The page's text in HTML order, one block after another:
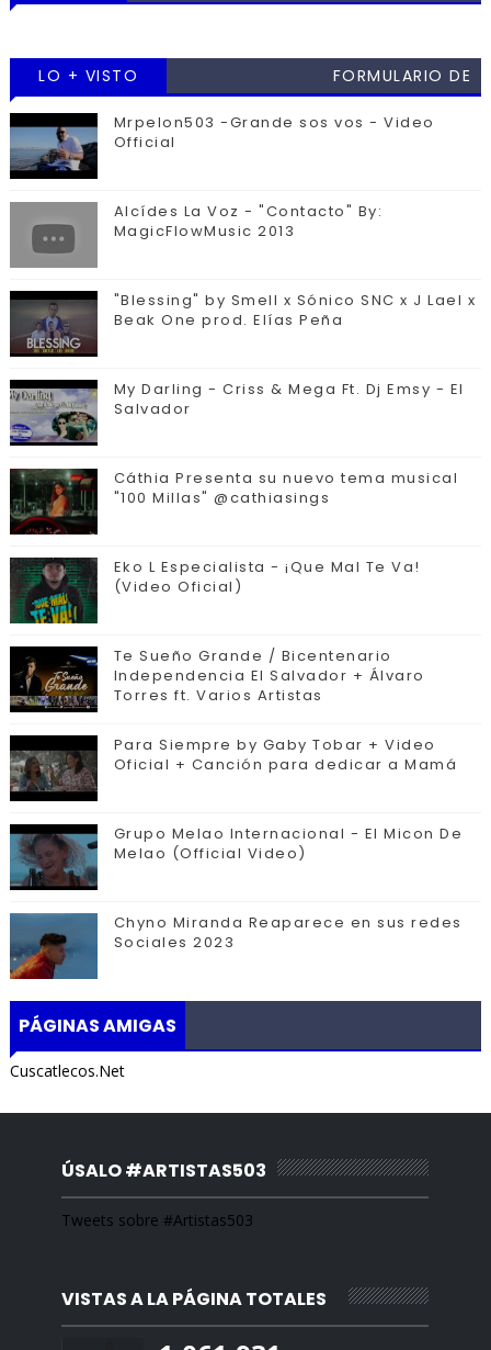
LO + VISTO
FORMULARIO DE
Mrpelon503 -Grande sos vos - Video
Official
Alcídes La Voz - "Contacto" By:
MagicFlowMusic 2013
"Blessing" by Smell x Sónico SNC x J Lael x
Beak One prod. Elías Peña
My Darling - Criss & Mega Ft. Dj Emsy - El
Salvador
Cáthia Presenta su nuevo tema musical
"100 Millas" @cathiasings
Eko L Especialista - ¡Que Mal Te Va!
(Video Oficial)
Te Sueño Grande / Bicentenario
Independencia El Salvador + Álvaro
Torres ft. Varios Artistas
Para Siempre by Gaby Tobar + Video
Oficial + Canción para dedicar a Mamá
Grupo Melao Internacional - El Micon De
Melao (Official Video)
Chyno Miranda Reaparece en sus redes
Sociales 2023
PÁGINAS AMIGAS
Cuscatlecos.Net
ÚSALO #ARTISTAS503
Tweets sobre #Artistas503
VISTAS A LA PÁGINA TOTALES